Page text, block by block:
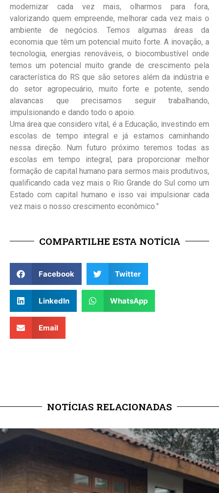
modernizar cada vez mais, olharmos para fora,
valorizando quem empreende, melhorar cada vez mais o
ambiente de negócios. Temos algumas áreas da
economia que têm um potencial muito forte. A inovação, a
tecnologia, energias renováveis, o biocombustível onde
temos um potencial muito grande de crescimento pela
característica do RS que são setores além da indústria e
do setor agropecuário, muito forte e potente, sendo
alavancas que precisamos seguir trabalhando,
impulsionando e dando todo o apoio.
Uma área que considero vital, é a Educação, investindo em
escolas de tempo integral e já estamos caminhando
nessa direção. Num futuro próximo teremos todas as
escolas em tempo integral, para proporcionar melhor
formação de capital humano para sermos mais produtivos,
qualificando cada vez mais o Rio Grande do Sul como um
Estado com capital humano e isso vai impulsionar cada
vez mais o nosso crescimento econômico.”
COMPARTILHE ESTA NOTÍCIA
Facebook Twitter
LinkedIn WhatsApp
Email
NOTÍCIAS RELACIONADAS